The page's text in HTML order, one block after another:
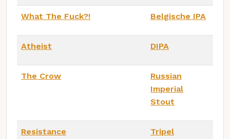
What The Fuck?! Belgische IPA
Atheist DIPA
The Crow
Russian
Imperial
Stout
Resistance Tripel